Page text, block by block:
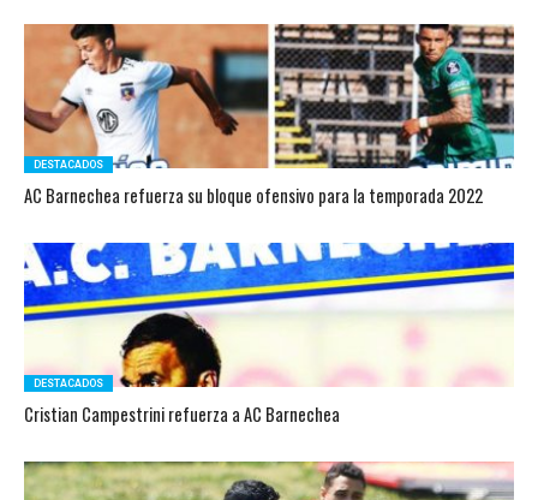
DESTACADOS
AC Barnechea refuerza su bloque ofensivo para la temporada 2022
DESTACADOS
Cristian Campestrini refuerza a AC Barnechea